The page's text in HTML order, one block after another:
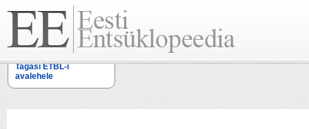
Tagasi ETBL-i
avalehele